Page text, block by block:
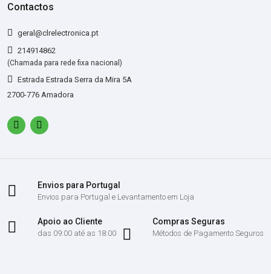
Contactos
geral@clrelectronica.pt
214914862
(Chamada para rede fixa nacional)
Estrada Estrada Serra da Mira 5A
2700-776 Amadora
Envios para Portugal
Envios para Portugal e Levantamento em Loja
Apoio ao Cliente
das 09:00 até as 18:00
Compras Seguras
Métodos de Pagamento Seguros